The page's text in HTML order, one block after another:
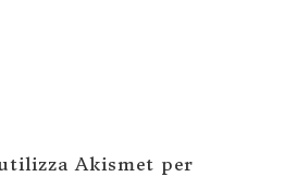
Akismet per